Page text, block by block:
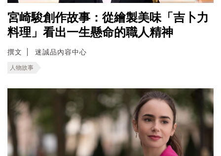
宮崎駿創作故事：從繪製美味「吉卜力
料理」看出一生懸命的職人精神
撰文 迷誠品內容中心
人物故事